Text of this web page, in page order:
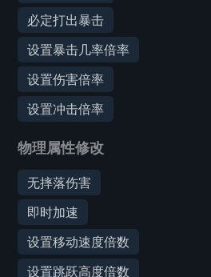
必定打出暴击
设置暴击几率倍率
设置伤害倍率
设置冲击倍率
物理属性修改
无摔落伤害
即时加速
设置移动速度倍数
设置跳跃高度倍数